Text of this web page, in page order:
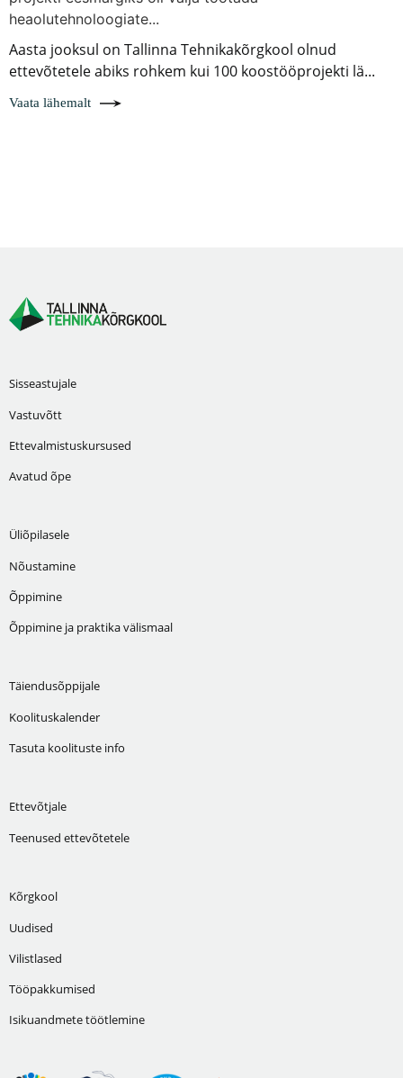
Aasta jooksul on Tallinna Tehnikakõrgkool olnud
ettevõtetele abiks rohkem kui 100 koostööprojekti lä...
Vaata lähemalt
heaolutehnoloogiate...
Sisseastujale
Vastuvõtt
Ettevalmistuskursused
Avatud õpe
Üliõpilasele
Nõustamine
Õppimine
Õppimine ja praktika välismaal
Täiendusõppijale
Koolituskalender
Tasuta koolituste info
Ettevõtjale
Teenused ettevõtetele
Kõrgkool
Uudised
Vilistlased
Tööpakkumised
Isikuandmete töötlemine